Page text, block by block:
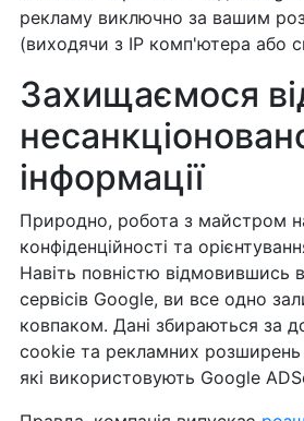
рекламу виключно за вашим
(виходячи з IP комп'ютера або
Захищаємося
інформації
Природно, робота з майстром
конфіденційності та
Навіть повністю відмовившись
сервісів Google, ви все одно
ковпаком. Дані збираються за
cookie та рекламних розширень
які використовують Google